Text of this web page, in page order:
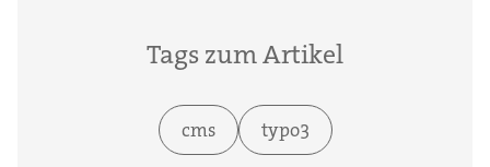
Tags zum Artikel
cms typo3